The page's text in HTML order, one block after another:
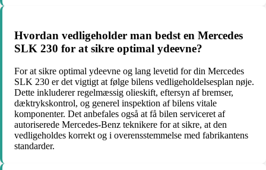
Hvordan vedligeholder man bedst en Mercedes
SLK 230 for at sikre optimal ydeevne?
For at sikre optimal ydeevne og lang levetid for din Mercedes
SLK 230 er det vigtigt at følge bilens vedligeholdelsesplan nøje.
Dette inkluderer regelmæssig olieskift, eftersyn af bremser,
dæktrykskontrol, og generel inspektion af bilens vitale
komponenter. Det anbefales også at få bilen serviceret af
autoriserede Mercedes-Benz teknikere for at sikre, at den
vedligeholdes korrekt og i overensstemmelse med fabrikantens
standarder.